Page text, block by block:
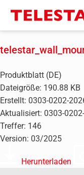
Produktblatt (DE)
Dateigröße: 190.88 KB
Erstellt: 0303-0202-
Aktualisiert: 0303-
Treffer: 146
Version: 03/2025
Herunterladen